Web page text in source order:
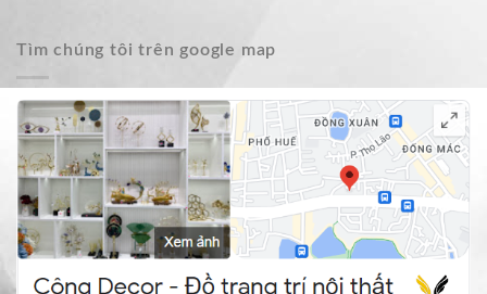
Tìm chúng tôi trên google map